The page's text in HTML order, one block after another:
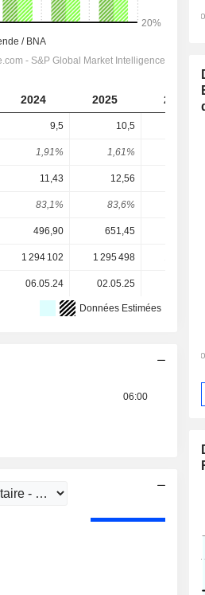
2024 2025 2026
9,5 10,5
1,91% 1,61%
11,43 12,56
83,1% 83,6%
496,90 651,45
1 294 102 1 295 498
06.05.24 02.05.25
Données Estimées
06:00